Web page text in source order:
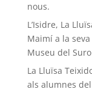
nous.
L’Isidre, La
Maimí a la
Museu del
La Lluïsa
als alumnes